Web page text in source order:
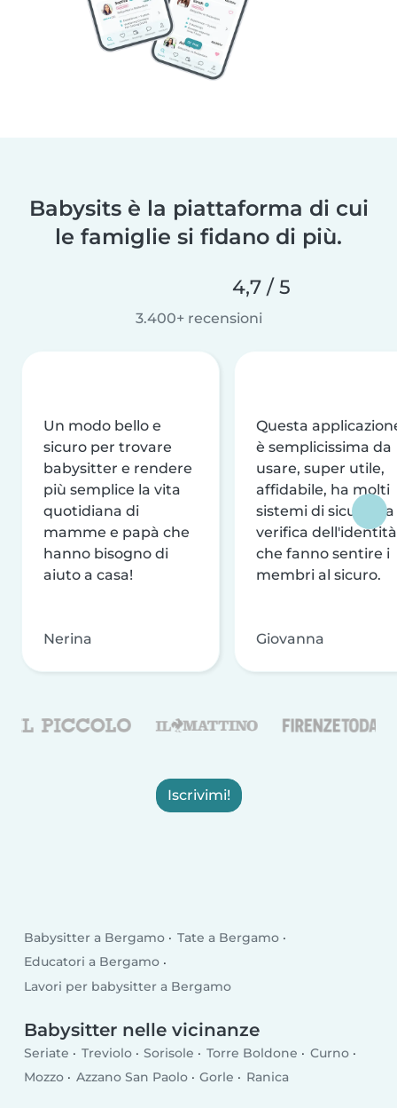
Babysits è la piattaforma di cui
le famiglie si fidano di più.
4,7 / 5
3.400+ recensioni
Un modo bello e
sicuro per trovare
babysitter e rendere
più semplice la vita
quotidiana di
mamme e papà che
hanno bisogno di
aiuto a casa!
Nerina
Questa
è semplicissima da
usare, super utile,
affidabile, ha molti
sistemi di sicurezza
verifica dell'identità
che fanno sentire i
membri al sicuro.
Giovanna
Iscrivimi!
Babysitter a Bergamo
Tate a Bergamo
Educatori a Bergamo
Lavori per babysitter a Bergamo
Babysitter nelle vicinanze
Seriate Treviolo Sorisole Torre Boldone
Curno
Mozzo
Azzano San Paolo Gorle Ranica